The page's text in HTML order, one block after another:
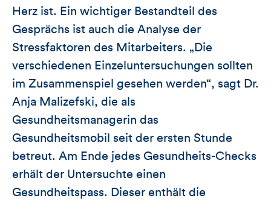
Herz ist. Ein wichtiger Bestandteil des
Gesprächs ist auch die Analyse der
Stressfaktoren des Mitarbeiters. „Die
verschiedenen Einzeluntersuchungen sollten
im Zusammenspiel gesehen werden“, sagt Dr.
Anja Malizefski, die als
Gesundheitsmanagerin das
Gesundheitsmobil seit der ersten Stunde
betreut. Am Ende jedes Gesundheits-Checks
erhält der Untersuchte einen
Gesundheitspass. Dieser enthält die